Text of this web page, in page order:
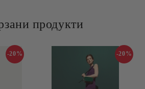
продукти
-20% -20%